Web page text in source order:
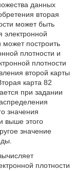
данных
вторая
может быть
электронной
построить
плотности и
плотности
второй карты
карта 82
при задании
значения
выше этого
значение
плотности